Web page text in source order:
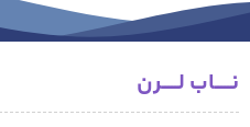
نـــــاب لـــــرن